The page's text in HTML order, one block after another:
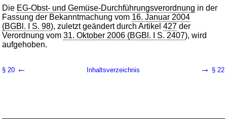
Geltung ab 01.07.2008; FNA: 7847-11-4-109 Sonstige
Marktordnungsvorschriften, EWG-Durchführungsbestimmungen
2 weitere Fassungen | Drucksachen / Entwurf / Begründung
wird in 3 Vorschriften zitiert
Abschnitt 5 Schlussbestimmungen
Die EG-Obst- und Gemüse-Durchführungsverordnung in der
Fassung der Bekanntmachung vom 16. Januar 2004
(BGBl. I S. 98), zuletzt geändert durch Artikel427 der
Verordnung vom31. Oktober 2006 (BGBl. I S. 2407), wird
aufgehoben.
§ 20 ← Inhaltsverzeichnis → § 22